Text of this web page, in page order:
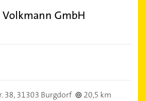
GmbH
38,31303 Burgdorf
20,5 km